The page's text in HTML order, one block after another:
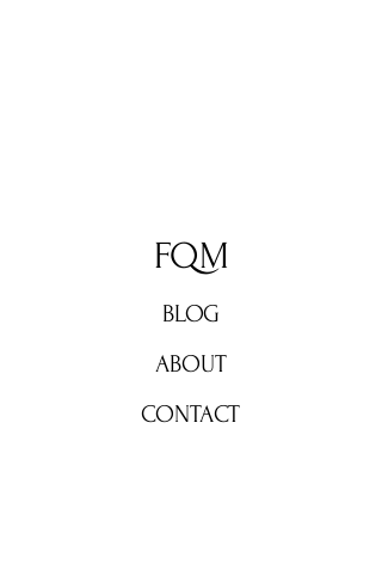
FQM
BLOG
ABOUT
CONTACT